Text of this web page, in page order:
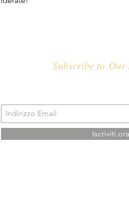
Subscribe to Our
Iscriviti ora